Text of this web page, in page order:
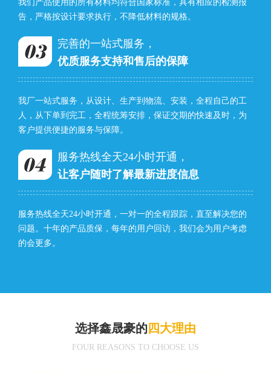
我们产品使用的所有材料均符合国家标准，具有相应的检测报
告，严格按设计要求执行，不降低材料的规格。
完善的一站式服务，
优质服务支持和售后的保障
我厂一站式服务，从设计、生产到物流、安装，全程自己的工
人，从下单到完工，全程统筹安排，保证交期的快速及时，为
客户提供便捷的服务与保障。
服务热线全天24小时开通，
让客户随时了解最新进度信息
服务热线全天24小时开通，一对一的全程跟踪，直至解决您的
问题。十年的产品质保，每年的用户回访，我们会为用户考虑
的会更多。
选择鑫晟豪的 四大理由
FOUR REASONS TO CHOOSE US